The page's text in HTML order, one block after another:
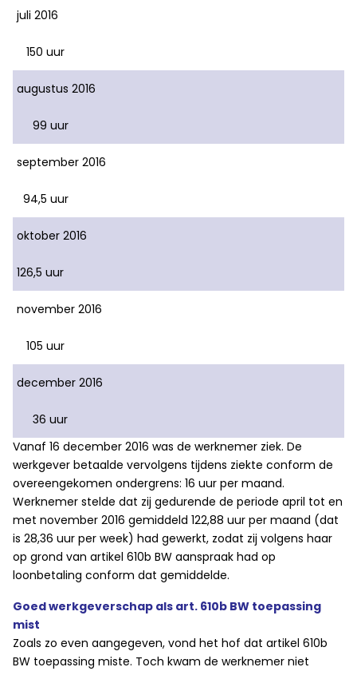
juli 2016
150 uur
augustus 2016
99 uur
september 2016
94,5 uur
oktober 2016
126,5 uur
november 2016
105 uur
december 2016
36 uur
Vanaf 16 december 2016 was de werknemer ziek. De
werkgever betaalde vervolgens tijdens ziekte conform de
overeengekomen ondergrens: 16 uur per maand.
Werknemer stelde dat zij gedurende de periode april tot en
met november 2016 gemiddeld 122,88 uur per maand (dat
is 28,36 uur per week) had gewerkt, zodat zij volgens haar
op grond van artikel 610b BW aanspraak had op
loonbetaling conform dat gemiddelde.
Goed werkgeverschap als art. 610b BW toepassing
mist
Zoals zo even aangegeven, vond het hof dat artikel 610b
BW toepassing miste. Toch kwam de werknemer niet